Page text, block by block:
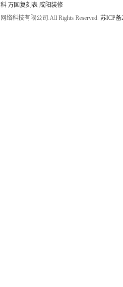
万国复刻表 咸阳装修
络科技有限公司.All Rights Reserved. 苏ICP备